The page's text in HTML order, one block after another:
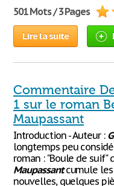
501 Mots / 3 Pages
Lire la suite
Commentaire
1 sur le roman
Maupassant
Introduction - Auteur :
longtemps peu
roman : "Boule de suif"
Maupassantcumule les
nouvelles, quelques